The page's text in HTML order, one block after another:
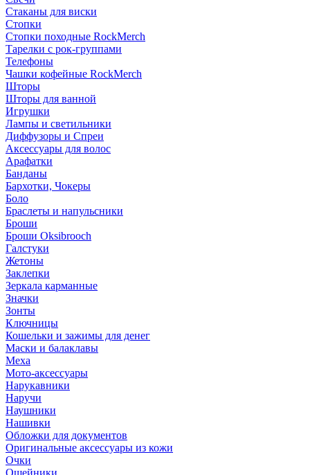
Стаканы для виски
Стопки
Стопки походные RockMerch
Тарелки с рок-группами
Телефоны
Чашки кофейные RockMerch
Шторы
Шторы для ванной
Игрушки
Лампы и светильники
Диффузоры и Спреи
Аксессуары для волос
Арафатки
Банданы
Бархотки, Чокеры
Боло
Браслеты и напульсники
Броши
Броши Oksibrooch
Галстуки
Жетоны
Заклепки
Зеркала карманные
Значки
Зонты
Ключницы
Кошельки и зажимы для денег
Маски и балаклавы
Меха
Мото-аксессуары
Нарукавники
Наручи
Наушники
Нашивки
Обложки для документов
Оригинальные аксессуары из кожи
Очки
Ошейники